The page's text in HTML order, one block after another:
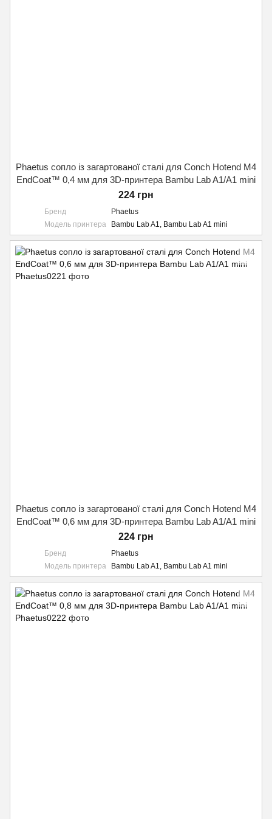
Phaetus сопло із загартованої сталі для Conch Hotend M4
EndCoat™ 0,4 мм для 3D-принтера Bambu Lab A1/A1 mini
224 грн
Бренд
Phaetus
Модель принтера
Bambu Lab A1, Bambu Lab A1 mini
Phaetus сопло із загартованої сталі для Conch Hotend M4
EndCoat™ 0,6 мм для 3D-принтера Bambu Lab A1/A1 mini
224 грн
Бренд
Phaetus
Модель принтера
Bambu Lab A1, Bambu Lab A1 mini